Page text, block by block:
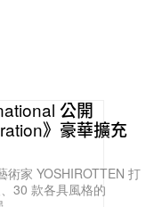
公開
》豪華擴充
術家 YOSHIROTTEN 打
30 款各具風格的